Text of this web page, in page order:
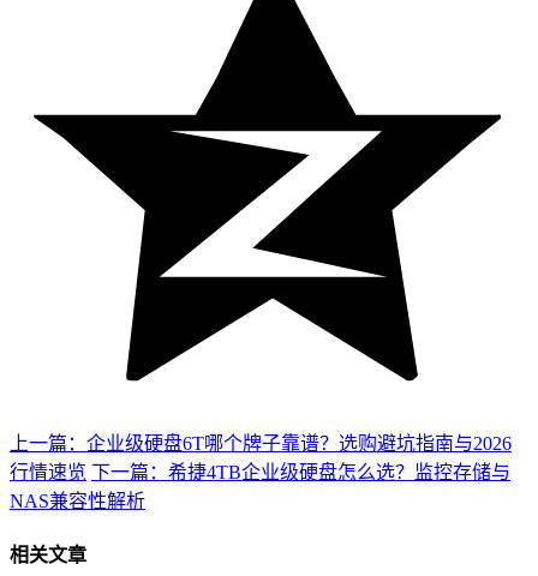
上一篇：企业级硬盘6T哪个牌子靠谱？选购避坑指南与2026
行情速览 下一篇：希捷4TB企业级硬盘怎么选？监控存储与
NAS兼容性解析
相关文章